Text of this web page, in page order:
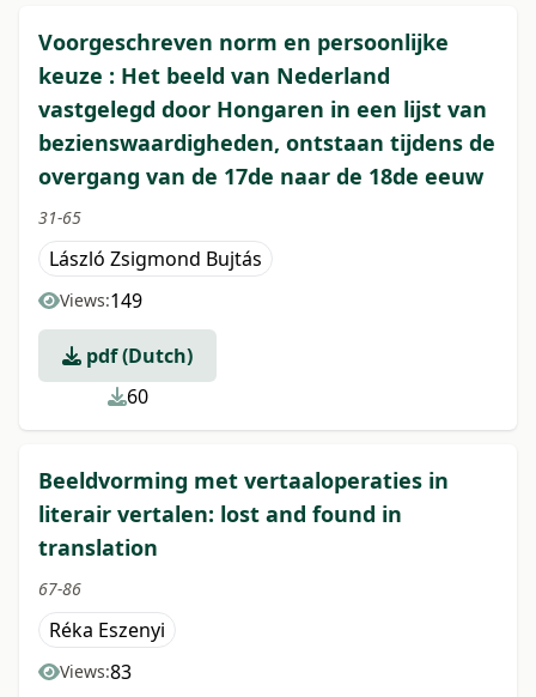
Voorgeschreven norm en persoonlijke
keuze : Het beeld van Nederland
vastgelegd door Hongaren in een lijst van
bezienswaardigheden, ontstaan tijdens de
overgang van de 17de naar de 18de eeuw
31-65
László Zsigmond Bujtás
Views:149
pdf (Dutch)
60
Beeldvorming met vertaaloperaties in
literair vertalen: lost and found in
translation
67-86
Réka Eszenyi
Views:83